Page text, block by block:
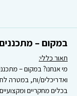
במקום – מתכננים
תאור כללי:
ואדריכלים/ות, במטרה
בכלים מחקריים